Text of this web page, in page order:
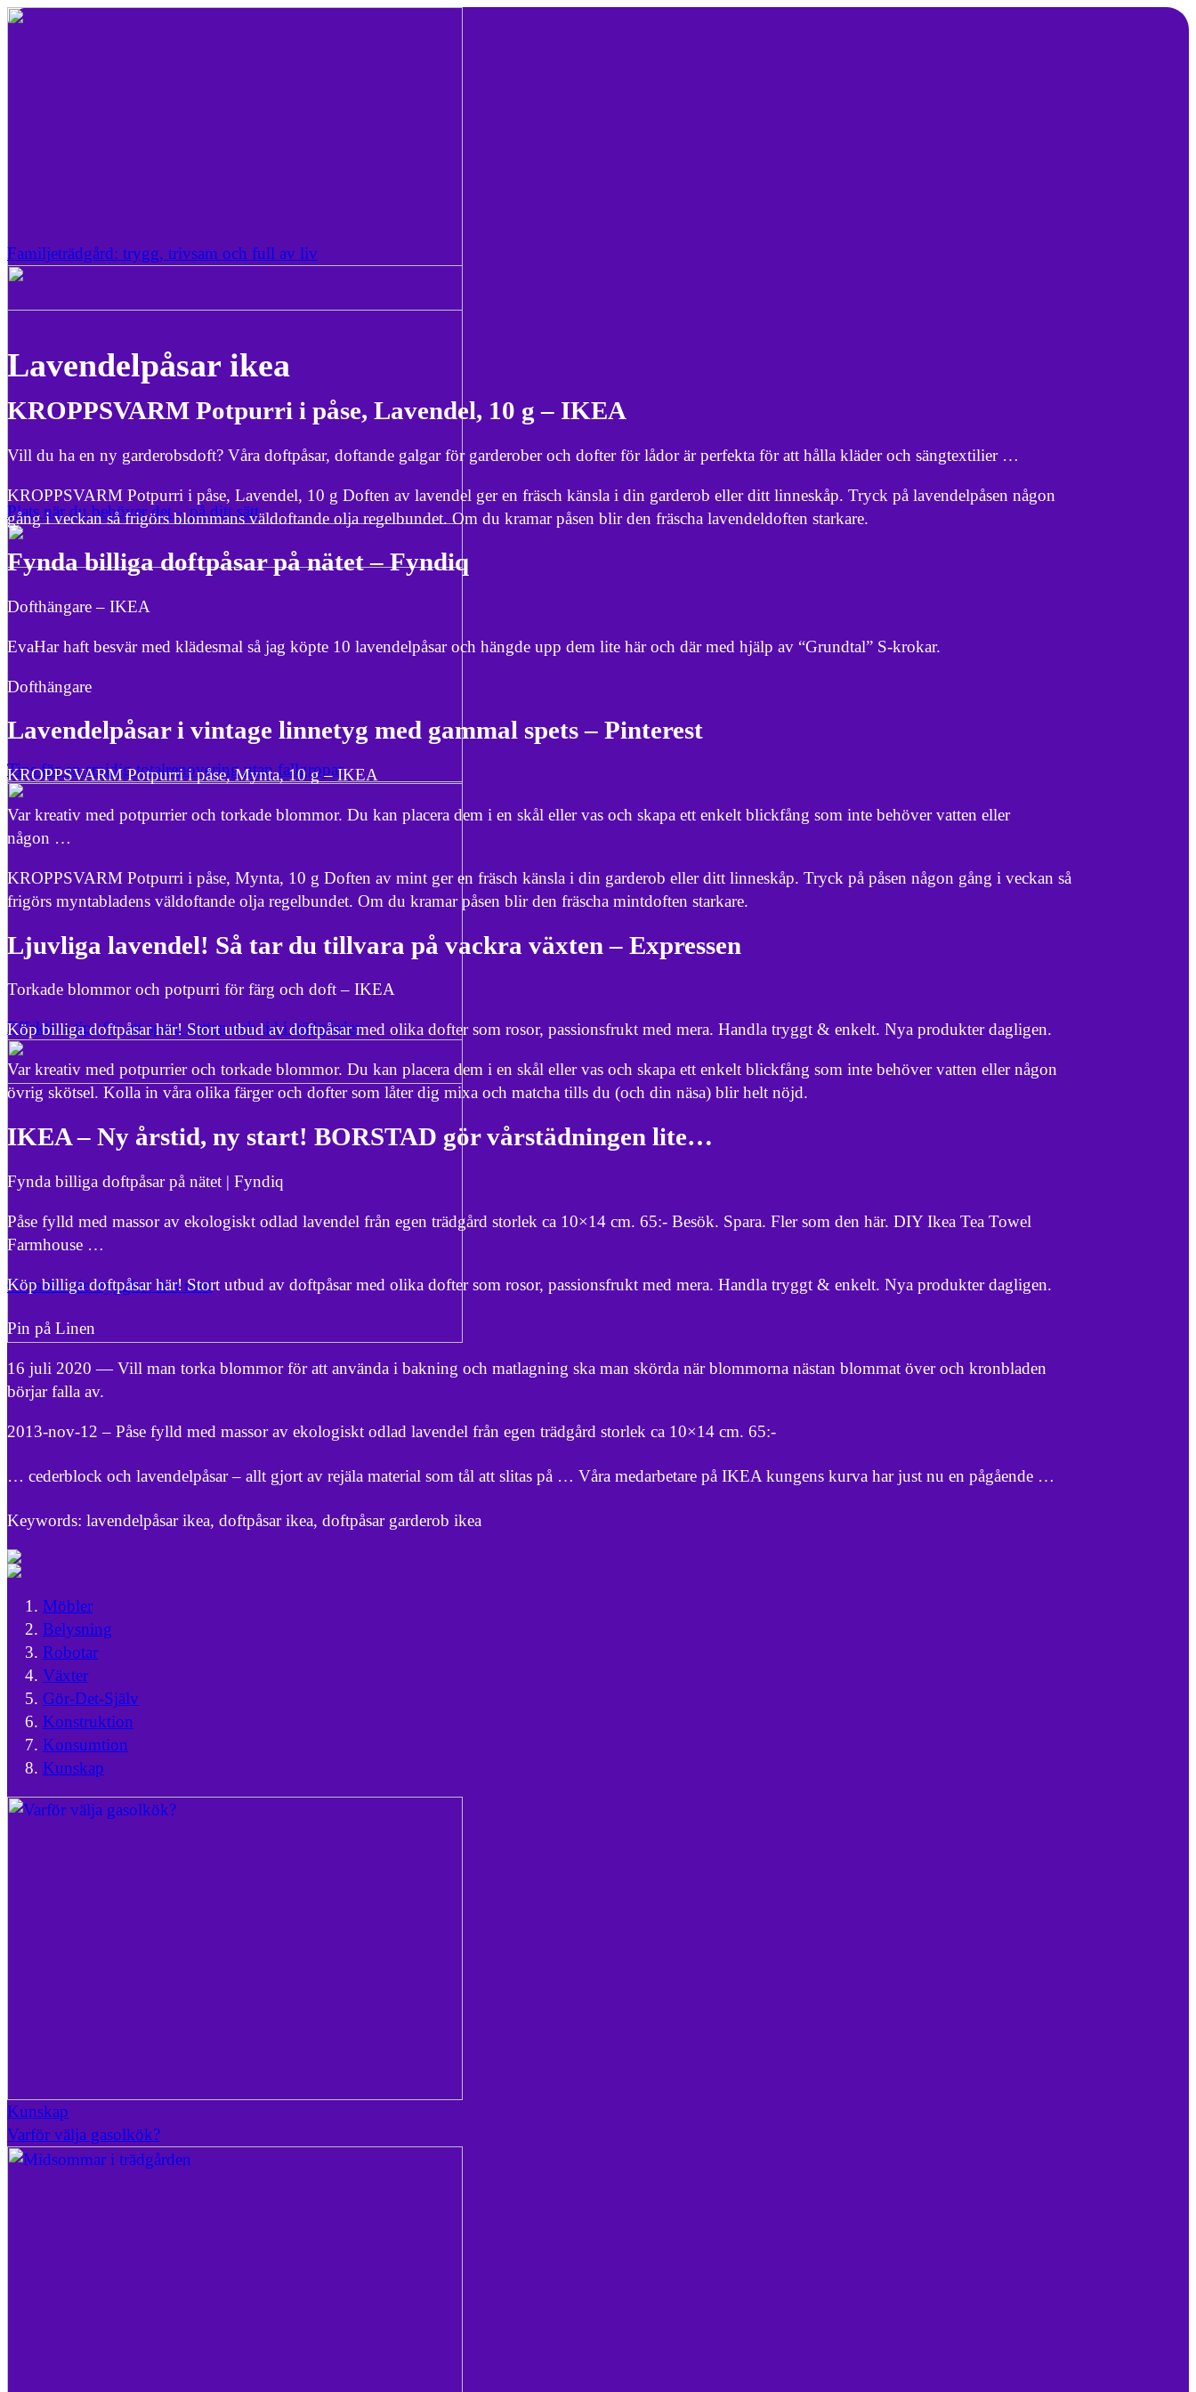
Familjeträdgård: trygg, trivsam och full av liv
Plats när du behöver det – på ditt sätt
Tips för en smidig totalrenovering utan fallgropar
Effektiva tips för att spara vatten och tid i trädgården
Grönskande trygghet året runt
Lavendelpåsar ikea
KROPPSVARM Potpurri i påse, Lavendel, 10 g – IKEA
Vill du ha en ny garderobsdoft? Våra doftpåsar, doftande galgar för garderober och dofter för lådor är perfekta för att hålla kläder och sängtextilier …
KROPPSVARM Potpurri i påse, Lavendel, 10 g Doften av lavendel ger en fräsch känsla i din garderob eller ditt linneskåp. Tryck på lavendelpåsen någon
gång i veckan så frigörs blommans väldoftande olja regelbundet. Om du kramar påsen blir den fräscha lavendeldoften starkare.
Fynda billiga doftpåsar på nätet – Fyndiq
Dofthängare – IKEA
EvaHar haft besvär med klädesmal så jag köpte 10 lavendelpåsar och hängde upp dem lite här och där med hjälp av “Grundtal” S-krokar.
Dofthängare
Lavendelpåsar i vintage linnetyg med gammal spets – Pinterest
KROPPSVARM Potpurri i påse, Mynta, 10 g – IKEA
Var kreativ med potpurrier och torkade blommor. Du kan placera dem i en skål eller vas och skapa ett enkelt blickfång som inte behöver vatten eller
någon …
KROPPSVARM Potpurri i påse, Mynta, 10 g Doften av mint ger en fräsch känsla i din garderob eller ditt linneskåp. Tryck på påsen någon gång i veckan så
frigörs myntabladens väldoftande olja regelbundet. Om du kramar påsen blir den fräscha mintdoften starkare.
Ljuvliga lavendel! Så tar du tillvara på vackra växten – Expressen
Torkade blommor och potpurri för färg och doft – IKEA
Köp billiga doftpåsar här! Stort utbud av doftpåsar med olika dofter som rosor, passionsfrukt med mera. Handla tryggt & enkelt. Nya produkter dagligen.
Var kreativ med potpurrier och torkade blommor. Du kan placera dem i en skål eller vas och skapa ett enkelt blickfång som inte behöver vatten eller någon
övrig skötsel. Kolla in våra olika färger och dofter som låter dig mixa och matcha tills du (och din näsa) blir helt nöjd.
IKEA – Ny årstid, ny start! BORSTAD gör vårstädningen lite…
Fynda billiga doftpåsar på nätet | Fyndiq
Påse fylld med massor av ekologiskt odlad lavendel från egen trädgård storlek ca 10×14 cm. 65:- Besök. Spara. Fler som den här. DIY Ikea Tea Towel
Farmhouse …
Köp billiga doftpåsar här! Stort utbud av doftpåsar med olika dofter som rosor, passionsfrukt med mera. Handla tryggt & enkelt. Nya produkter dagligen.
Pin på Linen
16 juli 2020 — Vill man torka blommor för att använda i bakning och matlagning ska man skörda när blommorna nästan blommat över och kronbladen
börjar falla av.
2013-nov-12 – Påse fylld med massor av ekologiskt odlad lavendel från egen trädgård storlek ca 10×14 cm. 65:-
… cederblock och lavendelpåsar – allt gjort av rejäla material som tål att slitas på … Våra medarbetare på IKEA kungens kurva har just nu en pågående …
Keywords: lavendelpåsar ikea, doftpåsar ikea, doftpåsar garderob ikea
Möbler
Belysning
Robotar
Växter
Gör-Det-Själv
Konstruktion
Konsumtion
Kunskap
Kunskap
Varför välja gasolkök?